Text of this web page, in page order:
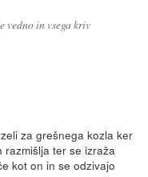
vedno in vsega kriv
za grešnega kozla ker
razmišlja ter se izraža
kot on in se odzivajo